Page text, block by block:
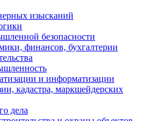
изысканий
безопасности
финансов, бухгалтерии
и информатизации
кадастра, маркшейдерских
дела